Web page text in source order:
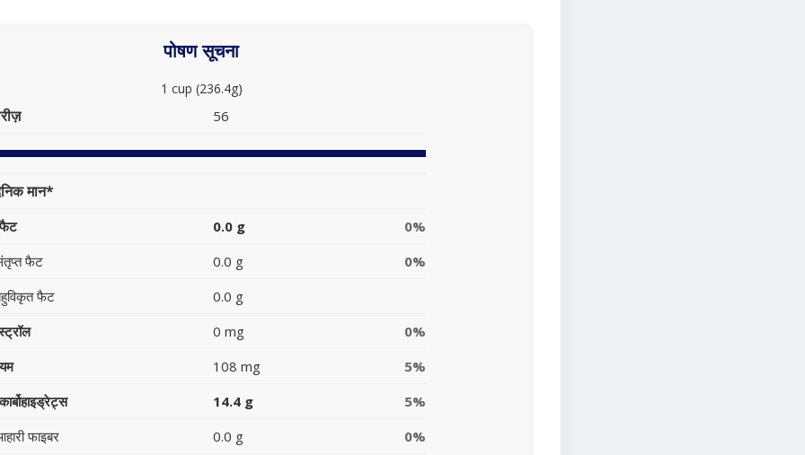
पोषण सूचना
1 cup (236.4g)
56
मान*
0.0 g
0%
फैट
0.0 g
0%
फैट
0.0 g
0 mg
0%
108 mg
5%
14.4 g
5%
फाइबर
0.0 g
0%